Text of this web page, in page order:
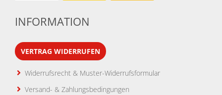
INFORMATION
VERTRAG WIDERRUFEN
Widerrufsrecht & Muster-Widerrufsformular
Versand- & Zahlungsbedingungen